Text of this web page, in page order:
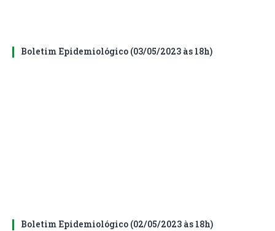
Boletim Epidemiológico (03/05/2023 às 18h)
Boletim Epidemiológico (02/05/2023 às 18h)